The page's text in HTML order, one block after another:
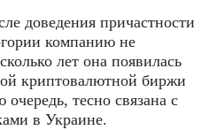
доведения причастности
компанию не
лет она появилась
криптовалютной биржи
тесно связана с
в Украине.